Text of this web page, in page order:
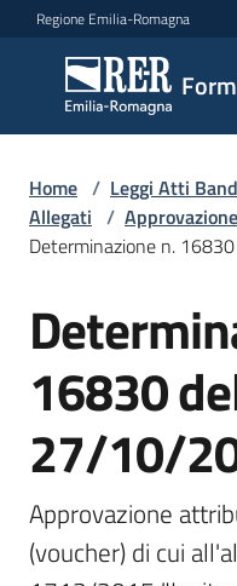
Vai al contenuto
Vai alla navigazione
Vai al footer
Regione Emilia-Romagna
e lavoro
Argomenti
Novità
Servizi
Leggi
Atti
Bandi
Home / Leggi Atti
Allegati / Approvazione
Determinazione n.
16830
27/10/
Approvazione
(voucher) di cui